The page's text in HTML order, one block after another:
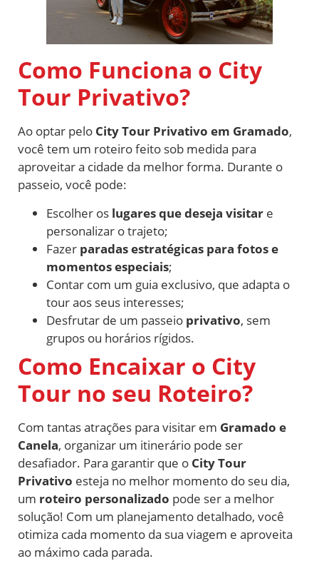
Como Funciona o City
Tour Privativo?
Ao optar pelo City Tour Privativo em Gramado,
você tem um roteiro feito sob medida para
aproveitar a cidade da melhor forma. Durante o
passeio, você pode:
Escolher os lugares que deseja visitar e
personalizar o trajeto;
Fazer paradas estratégicas para fotos e
momentos especiais;
Contar com um guia exclusivo, que adapta o
tour aos seus interesses;
Desfrutar de um passeio privativo, sem
grupos ou horários rígidos.
Como Encaixar o City
Tour no seu Roteiro?
Com tantas atrações para visitar em Gramado e
Canela, organizar um itinerário pode ser
desafiador. Para garantir que o City Tour
Privativo esteja no melhor momento do seu dia,
um roteiro personalizado pode ser a melhor
solução! Com um planejamento detalhado, você
otimiza cada momento da sua viagem e aproveita
ao máximo cada parada.